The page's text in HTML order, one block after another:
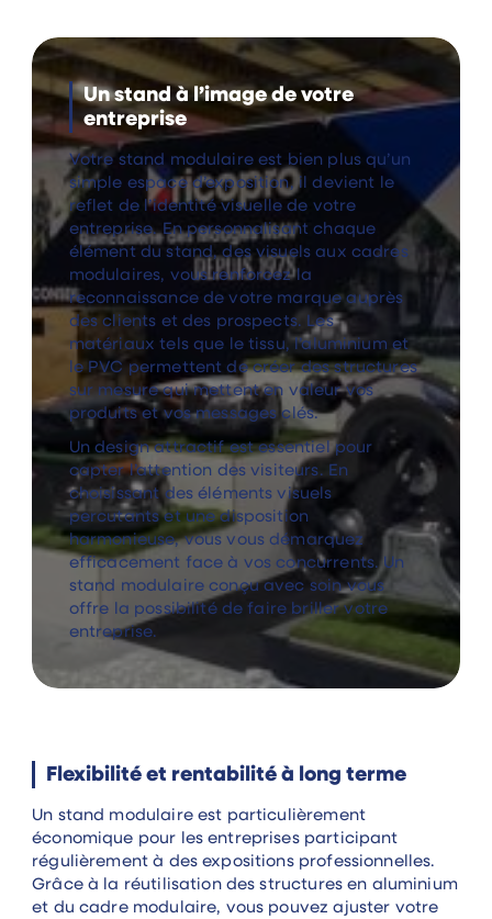
Un stand à l’image de votre
entreprise
Votre stand modulaire est bien plus qu’un
simple espace d’exposition, il devient le
reflet de l’identité visuelle de votre
entreprise. En personnalisant chaque
élément du stand, des visuels aux cadres
modulaires, vous renforcez la
reconnaissance de votre marque auprès
des clients et des prospects. Les
matériaux tels que le tissu, l’aluminium et
le PVC permettent de créer des structures
sur mesure qui mettent en valeur vos
produits et vos messages clés.
Un design attractif est essentiel pour
capter l’attention des visiteurs. En
choisissant des éléments visuels
percutants et une disposition
harmonieuse, vous vous démarquez
efficacement face à vos concurrents. Un
stand modulaire conçu avec soin vous
offre la possibilité de faire briller votre
entreprise.
Flexibilité et rentabilité à long terme
Un stand modulaire est particulièrement
économique pour les entreprises participant
régulièrement à des expositions professionnelles.
Grâce à la réutilisation des structures en aluminium
et du cadre modulaire, vous pouvez ajuster votre